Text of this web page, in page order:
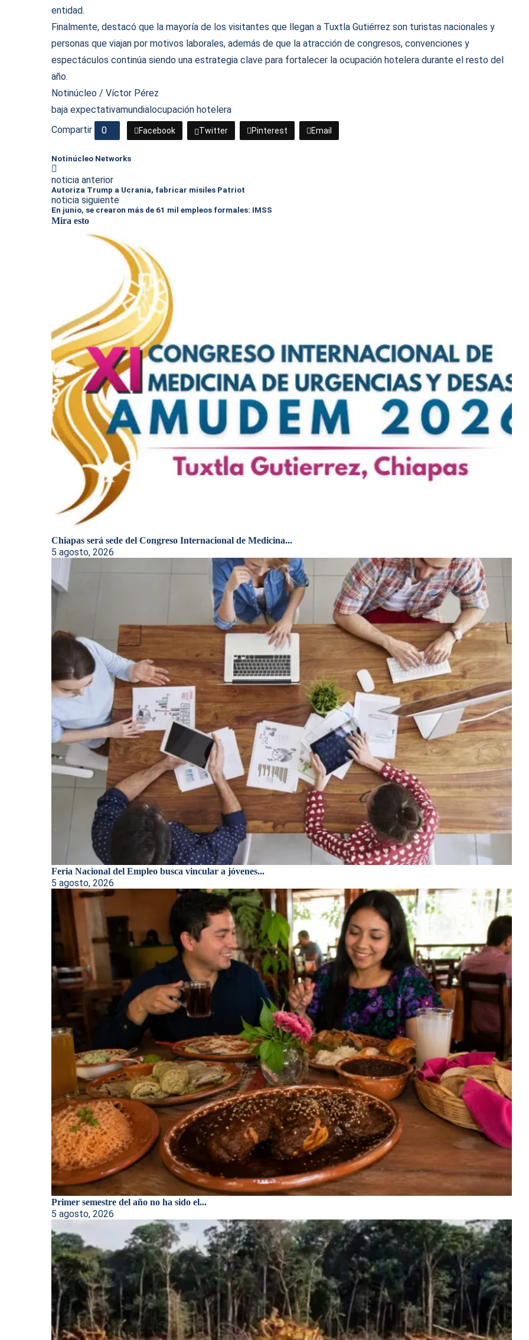
entidad.
Finalmente, destacó que la mayoría de los visitantes que llegan a Tuxtla Gutiérrez son turistas nacionales y
personas que viajan por motivos laborales, además de que la atracción de congresos, convenciones y
espectáculos continúa siendo una estrategia clave para fortalecer la ocupación hotelera durante el resto del
año.
Notinúcleo / Víctor Pérez
baja expectativamundialocupación hotelera
Compartir
0 Facebook Twitter Pinterest Email
Notinúcleo Networks
noticia anterior
Autoriza Trump a Ucrania, fabricar misiles Patriot
noticia siguiente
En junio, se crearon más de 61 mil empleos formales: IMSS
Mira esto
Chiapas será sede del Congreso Internacional de Medicina...
5 agosto, 2026
Feria Nacional del Empleo busca vincular a jóvenes...
5 agosto, 2026
Primer semestre del año no ha sido el...
5 agosto, 2026